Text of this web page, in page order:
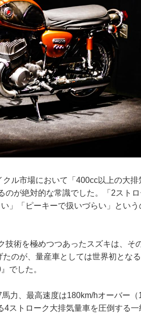
ル市場において「400cc以上の大
のが絶対的な常識でした。「2スト
」「ピーキーで扱いづらい」とい
技術を極めつつあったスズキは、そ
のが、量産車としては世界初とな
でした。
力、最高速度は180km/hオーバー
ストローク大排気量車を圧倒する